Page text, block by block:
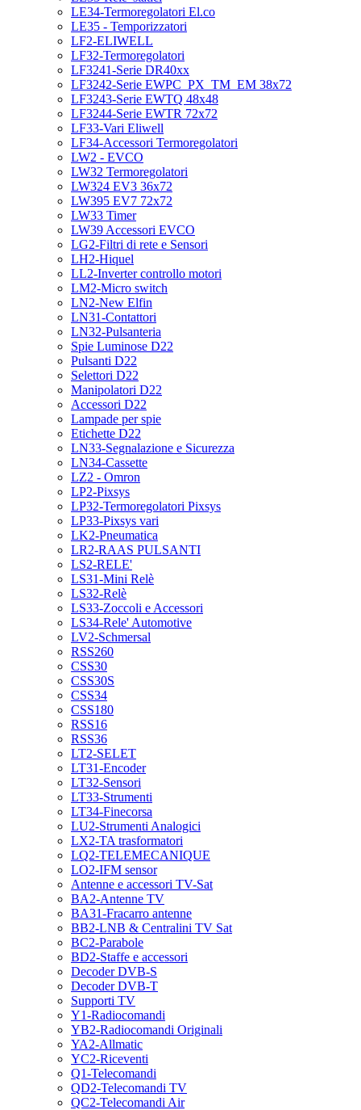
LE34-Termoregolatori El.co
LE35 - Temporizzatori
LF2-ELIWELL
LF32-Termoregolatori
LF3241-Serie DR40xx
LF3242-Serie EWPC_PX_TM_EM 38x72
LF3243-Serie EWTQ 48x48
LF3244-Serie EWTR 72x72
LF33-Vari Eliwell
LF34-Accessori Termoregolatori
LW2 - EVCO
LW32 Termoregolatori
LW324 EV3 36x72
LW395 EV7 72x72
LW33 Timer
LW39 Accessori EVCO
LG2-Filtri di rete e Sensori
LH2-Hiquel
LL2-Inverter controllo motori
LM2-Micro switch
LN2-New Elfin
LN31-Contattori
LN32-Pulsanteria
Spie Luminose D22
Pulsanti D22
Selettori D22
Manipolatori D22
Accessori D22
Lampade per spie
Etichette D22
LN33-Segnalazione e Sicurezza
LN34-Cassette
LZ2 - Omron
LP2-Pixsys
LP32-Termoregolatori Pixsys
LP33-Pixsys vari
LK2-Pneumatica
LR2-RAAS PULSANTI
LS2-RELE'
LS31-Mini Relè
LS32-Relè
LS33-Zoccoli e Accessori
LS34-Rele' Automotive
LV2-Schmersal
RSS260
CSS30
CSS30S
CSS34
CSS180
RSS16
RSS36
LT2-SELET
LT31-Encoder
LT32-Sensori
LT33-Strumenti
LT34-Finecorsa
LU2-Strumenti Analogici
LX2-TA trasformatori
LQ2-TELEMECANIQUE
LO2-IFM sensor
Antenne e accessori TV-Sat
BA2-Antenne TV
BA31-Fracarro antenne
BB2-LNB & Centralini TV Sat
BC2-Parabole
BD2-Staffe e accessori
Decoder DVB-S
Decoder DVB-T
Supporti TV
Y1-Radiocomandi
YB2-Radiocomandi Originali
YA2-Allmatic
YC2-Riceventi
Q1-Telecomandi
QD2-Telecomandi TV
QC2-Telecomandi Air